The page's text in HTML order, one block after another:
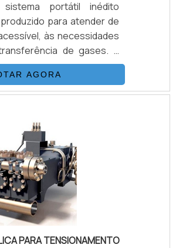
portátil inédito
para atender de
às necessidades
de gases. É
quais as aplicções a
de N2 em disjuntores
Transferência de
Purgação.DETALHES
SOBRE O
a ar comprimido, tem o
de funcionamento que as
AGORA
PARA TENSIONAMENTO